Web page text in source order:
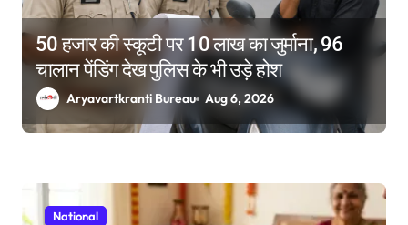
50 हजार की स्कूटी पर 10 लाख का जुर्माना, 96
चालान पेंडिंग देख पुलिस के भी उड़े होश
Aryavartkranti Bureau Aug 6, 2026
National